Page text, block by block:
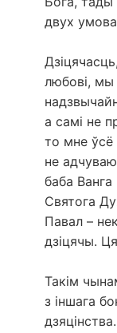
двух
любові, мы
а самі не
то мне ўсё
не
баба
Святога
Павал –
дзіцячы.
Такім
з іншага